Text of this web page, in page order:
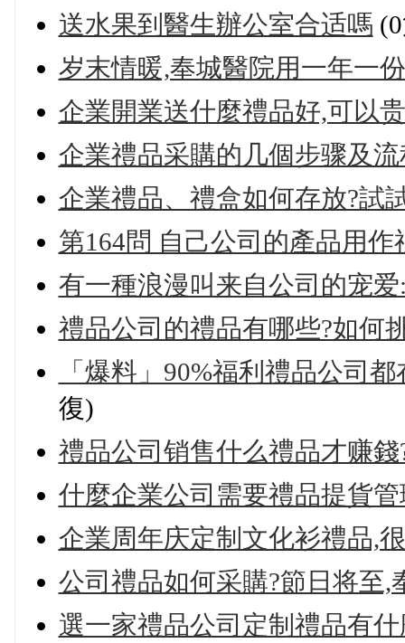
送水果到醫生辦公室合适嗎
岁末情暖,奉城醫院用一年一
企業開業送什麼禮品好,可以
企業禮品采購的几個步骤及
企業禮品、禮盒如何存放?試
第164問 自己公司的產品用
有一種浪漫叫来自公司的宠
禮品公司的禮品有哪些?如何
「爆料」90%福利禮品公司
復)
禮品公司销售什么禮品才赚
什麼企業公司需要禮品提貨
企業周年庆定制文化衫禮品,
公司禮品如何采購?節日将至,
選一家禮品公司定制禮品有什